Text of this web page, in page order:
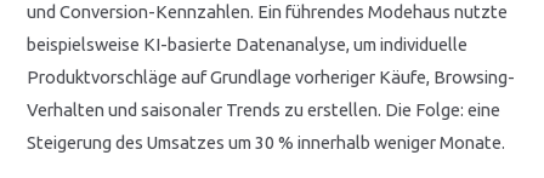
und Conversion-Kennzahlen. Ein führendes Modehaus nutzte
beispielsweise KI-basierte Datenanalyse, um individuelle
Produktvorschläge auf Grundlage vorheriger Käufe, Browsing-
Verhalten und saisonaler Trends zu erstellen. Die Folge: eine
Steigerung des Umsatzes um 30 % innerhalb weniger Monate.